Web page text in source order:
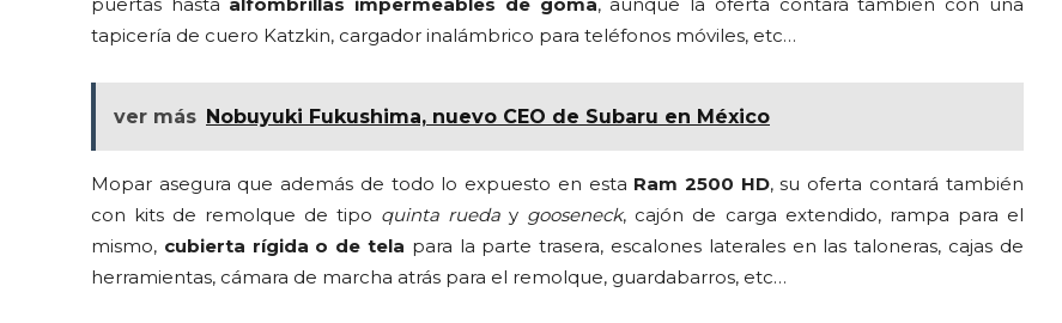
tapicería de cuero Katzkin, cargador inalámbrico para teléfonos móviles, etc…
ver más Nobuyuki Fukushima, nuevo CEO de Subaru en México
Mopar asegura que además de todo lo expuesto en esta Ram 2500 HD, su oferta contará también
con kits de remolque de tipo quinta rueda y gooseneck, cajón de carga extendido, rampa para el
mismo, cubierta rígida o de tela para la parte trasera, escalones laterales en las taloneras, cajas de
herramientas, cámara de marcha atrás para el remolque, guardabarros, etc…